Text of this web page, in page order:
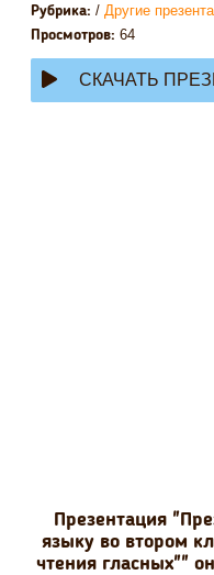
Рубрика: / Другие
Просмотров: 64
СКАЧАТЬ
Презентация
языку во втором
чтения гласных""